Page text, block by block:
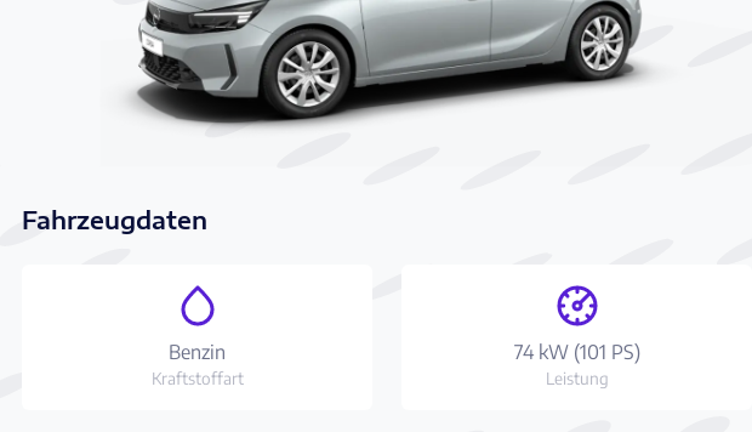
Fahrzeugdaten
Benzin
Kraftstoffart
74 kW (101 PS)
Leistung